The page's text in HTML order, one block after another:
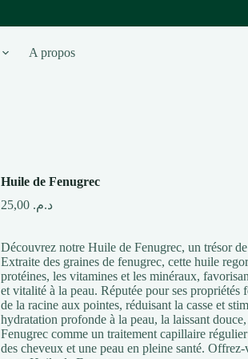
A propos
Huile de Fenugrec
د.م.
Découvrez notre Huile de Fenugrec, un trésor
Extraite des graines de fenugrec, cette huile
protéines, les vitamines et les minéraux,
et vitalité à la peau. Réputée pour ses
de la racine aux pointes, réduisant la casse et
hydratation profonde à la peau, la laissant
Fenugrec comme un traitement capillaire
des cheveux et une peau en pleine santé.